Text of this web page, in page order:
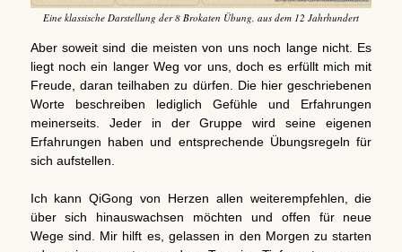
Eine klassische Darstellung der 8 Brokaten Übung, aus dem 12 Jahrhundert
Aber soweit sind die meisten von uns noch lange nicht. Es
liegt noch ein langer Weg vor uns, doch es erfüllt mich mit
Freude, daran teilhaben zu dürfen. Die hier geschriebenen
Worte beschreiben lediglich Gefühle und Erfahrungen
meinerseits. Jeder in der Gruppe wird seine eigenen
Erfahrungen haben und entsprechende Übungsregeln für
sich aufstellen.
Ich kann QiGong von Herzen allen weiterempfehlen, die
über sich hinauswachsen möchten und offen für neue
Wege sind. Mir hilft es, gelassen in den Morgen zu starten